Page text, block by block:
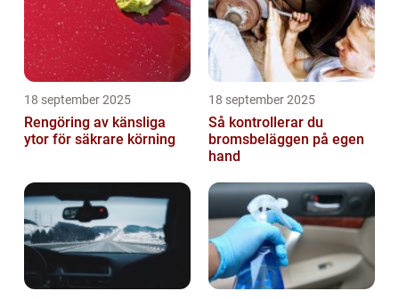
18 september 2025
Rengöring av känsliga
ytor för säkrare körning
18 september 2025
Så kontrollerar du
bromsbeläggen på egen
hand